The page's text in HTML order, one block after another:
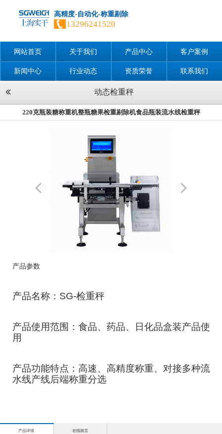
高精度-自动化-称重剔除
13296241520
网站首页 关于我们 产品中心 客户案例
新闻中心 行业动态 资质荣誉 联系我们
动态检重秤
220克瓶装糖称重机整瓶糖果检重剔除机食品瓶装流水线检重秤
产品参数
产品名称：SG-检重秤
产品使用范围：食品、药品、日化品盒装产品使
用
产品功能特点：高速、高精度称重、对接多种流
水线产线后端称重分选
产品详情 在线留言